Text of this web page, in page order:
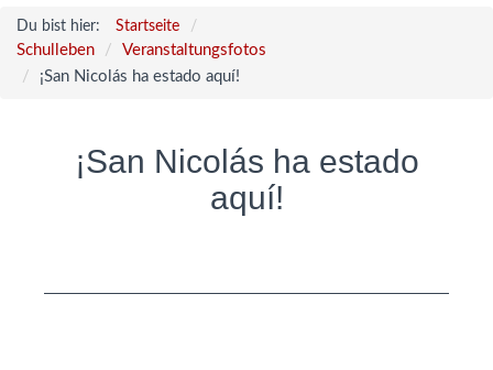
Du bist hier: Startseite
Schulleben
Veranstaltungsfotos
¡San Nicolás ha estado aquí!
¡San Nicolás ha estado
aquí!